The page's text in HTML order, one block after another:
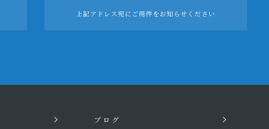
上記アドレス宛にご用件をお知らせください
ブログ